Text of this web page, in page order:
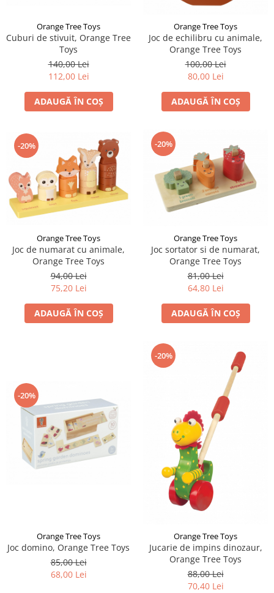
Orange Tree Toys
Cuburi de stivuit, Orange Tree
Toys
140,00 Lei
112,00 Lei
ADAUGĂ ÎN COȘ
Orange Tree Toys
Joc de echilibru cu animale,
Orange Tree Toys
100,00 Lei
80,00 Lei
ADAUGĂ ÎN COȘ
-20%
Orange Tree Toys
Joc de numarat cu animale,
Orange Tree Toys
94,00 Lei
75,20 Lei
ADAUGĂ ÎN COȘ
-20%
Orange Tree Toys
Joc sortator si de numarat,
Orange Tree Toys
81,00 Lei
64,80 Lei
ADAUGĂ ÎN COȘ
-20%
Orange Tree Toys
Joc domino, Orange Tree Toys
85,00 Lei
68,00 Lei
-20%
Orange Tree Toys
Jucarie de impins dinozaur,
Orange Tree Toys
88,00 Lei
70,40 Lei